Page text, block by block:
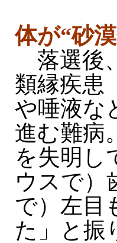
体が“砂
落選後
類縁疾患
や唾液な
進む難病
を失明し
ウスで）
で）左目
た」と振